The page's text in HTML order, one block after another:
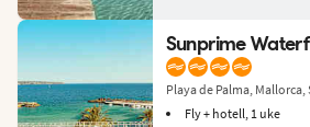
Sunprime
Playa de Palma, Mallorca,
Fly + hotell, 1 uke